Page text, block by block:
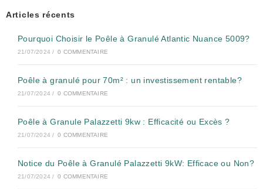
Articles récents
Pourquoi Choisir le Poêle à Granulé Atlantic Nuance 5009?
21/07/2024 / 0 COMMENTAIRE
Poêle à granulé pour 70m² : un investissement rentable?
21/07/2024 / 0 COMMENTAIRE
Poêle à Granule Palazzetti 9kw : Efficacité ou Excès ?
21/07/2024 / 0 COMMENTAIRE
Notice du Poêle à Granulé Palazzetti 9kW: Efficace ou Non?
21/07/2024 / 0 COMMENTAIRE